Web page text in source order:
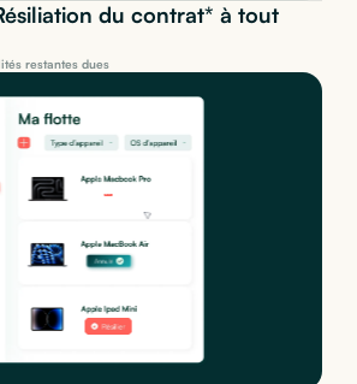
du contrat* à tout
restantes dues